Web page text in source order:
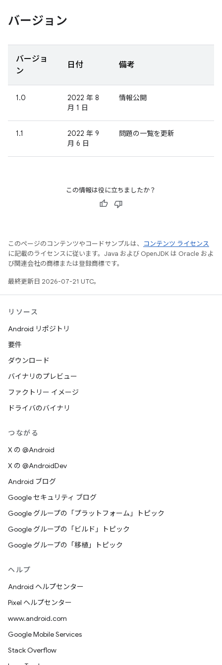
バージョン
バージョ
ン
日付 備考
1.0
2022 年 8
月 1 日
情報公開
1.1
2022 年 9
月 6 日
問題の一覧を更新
この情報は役に立ちましたか？
このページのコンテンツやコードサンプルは、
コンテンツ ライセンス
に記載のライセンスに従います。Java および OpenJDK は Oracle およ
び関連会社の商標または登録商標です。
最終更新日 2026-07-21 UTC。
リソース
Android リポジトリ
要件
ダウンロード
バイナリのプレビュー
ファクトリー イメージ
ドライバのバイナリ
つながる
X の @Android
X の @AndroidDev
Android ブログ
Google セキュリティ ブログ
Google グループの「プラットフォーム」トピック
Google グループの「ビルド」トピック
Google グループの「移植」トピック
ヘルプ
Android ヘルプセンター
Pixel ヘルプセンター
www.android.com
Google Mobile Services
Stack Overflow